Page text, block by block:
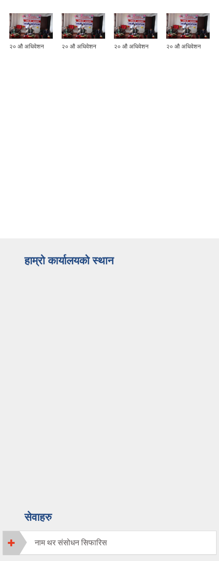
२० ‌औ अधिवेशन २० ‌औ अधिवेशन २० ‌औ अधिवेशन २० ‌औ अधिवेशन
हाम्रो कार्यालयको स्थान
सेवाहरु
नाम थर संसोधन सिफारिस